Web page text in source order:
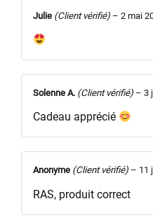
Julie (Client vérifié) – 2 mai
Solenne A. (Client vérifié) – 3
Cadeau apprécié
Anonyme (Client vérifié) – 11
RAS, produit correct